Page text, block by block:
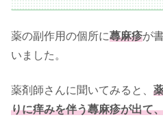
薬の副作用の個所に蕁麻疹が
いました。
薬剤師さんに聞いてみると、
りに痒みを伴う蕁麻疹が出て